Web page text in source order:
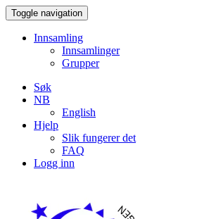
Toggle navigation
Innsamling
Innsamlinger
Grupper
Søk
NB
English
Hjelp
Slik fungerer det
FAQ
Logg inn